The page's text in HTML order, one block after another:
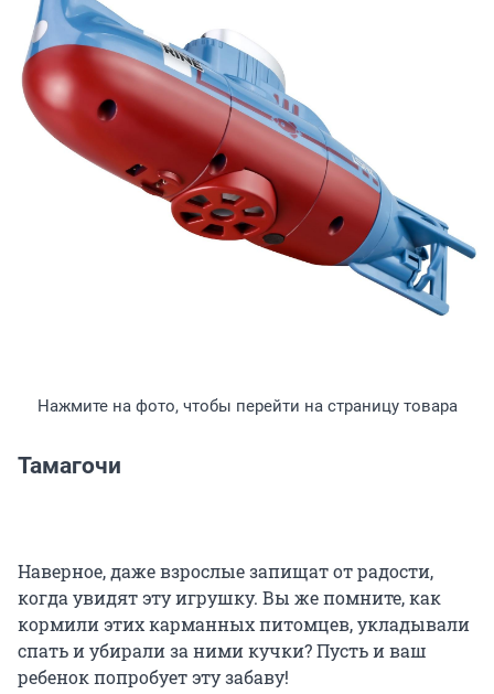
Нажмите на фото, чтобы перейти на страницу товара
Тамагочи
Наверное, даже взрослые запищат от радости,
когда увидят эту игрушку. Вы же помните, как
кормили этих карманных питомцев, укладывали
спать и убирали за ними кучки? Пусть и ваш
ребенок попробует эту забаву!